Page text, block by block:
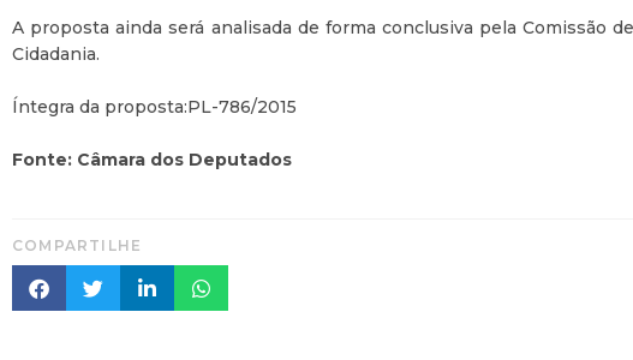
A proposta ainda será analisada de forma conclusiva pela Comissão
Cidadania.
Íntegra da proposta:PL-786/2015
Fonte: Câmara dos Deputados
COMPARTILHE